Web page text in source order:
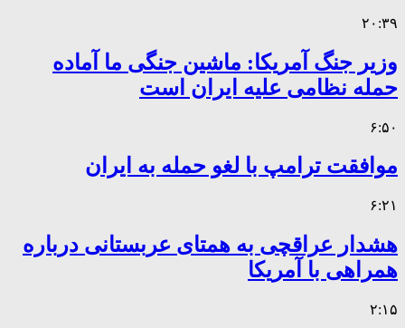
۲۰:۳۹
وزیر جنگ آمریکا: ماشین جنگی ما آماده
حمله نظامی علیه ایران است
۶:۵۰
موافقت ترامپ با لغو حمله به ایران
۶:۲۱
هشدار عراقچی به همتای عربستانی درباره
همراهی با آمریکا
۲:۱۵